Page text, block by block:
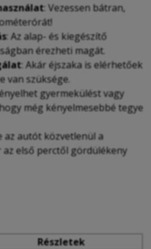
: Vezessen bátran,
: Az alap- és kiegészítő
érezheti magát.
: Akár éjszaka is elérhetőek
van szüksége.
gyermekülést vagy
még kényelmesebbé tegye
az autót közvetlenül a
első perctől gördülékeny
Részletek